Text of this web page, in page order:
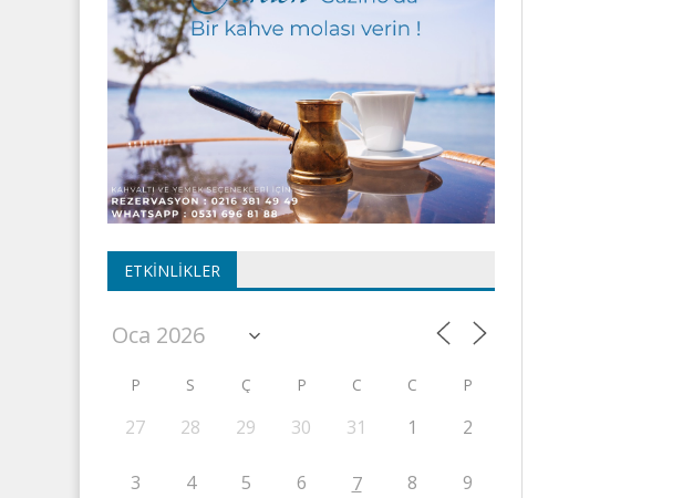
ETKINLIKLER
P S Ç P C C P
27 28 29 30 31 1 2
3 4 5 6 7 8 9